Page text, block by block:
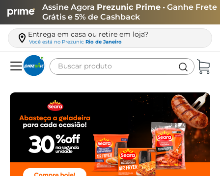
Assine Agora Prezunic Prime • Ganhe Frete
Grátis e 5% de Cashback
Entrega em casa ou retire em loja?
Você está no Prezunic Rio de Janeiro
Buscar produto
leite
café
queijo
arroz